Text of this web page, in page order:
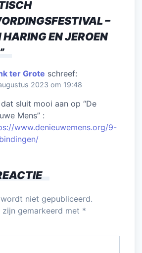
–
HARING EN JEROEN
”
ter Grote schreef:
2023 om 19:48
sluit mooi aan op “De
Mens” :
www.denieuwemens.org/9-
niet gepubliceerd.
gemarkeerd met *